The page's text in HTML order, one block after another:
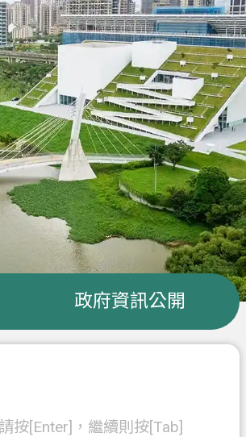
政府資訊公開
按[Enter]，繼續則按[Tab]